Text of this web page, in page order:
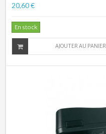
20,60 €
En stock
AJOUTER AU PANIER